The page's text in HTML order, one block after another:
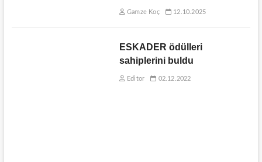
Gamze Koç 12.10.2025
ESKADER ödülleri
sahiplerini buldu
Editor 02.12.2022